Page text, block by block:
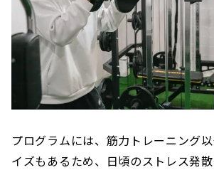
プログラムには、筋力トレーニング
イズもあるため、日頃のストレス発